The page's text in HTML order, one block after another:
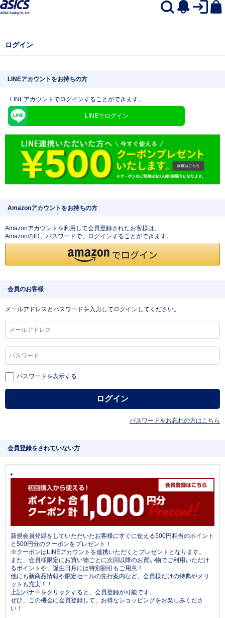
ログイン
LINEアカウントをお持ちの方
LINEアカウントでログインすることができます。
LINEでログイン
Amazonアカウントをお持ちの方
Amazonアカウントを利用して会員登録されたお客様は、
AmazonのID、パスワードで、ログインすることができます。
会員のお客様
メールアドレスとパスワードを入力してログインしてください。
パスワードを表示する
パスワードをお忘れの方はこちら
会員登録をされていない方
新規会員登録をしていただいたお客様にすぐに使える500円相当のポイント
と500円分のクーポンをプレゼント！
※クーポンはLINEアカウントを連携いただくとプレゼントとなります。
また、会員様限定にお買い物ごとに次回以降のお買い物でご利用いただけ
るポイントや、誕生日月には特別割引もご用意！
他にも新商品情報や限定セールの先行案内など、会員様だけの特典やメリ
ットも充実！！
上記バナーをクリックすると、会員登録が可能です。
ぜひ、この機会に会員登録して、お得なショッピングをお楽しみくださ
い！